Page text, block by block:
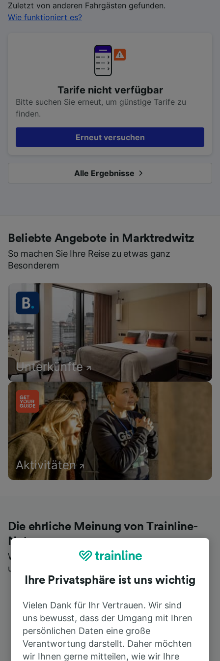
Zuletzt von anderen Fahrgästen gefunden.
Wie funktioniert es?
Tarife nicht verfügbar
Bitte suchen Sie erneut, um günstige Tarife zu
finden.
Erneut versuchen
Alle Ergebnisse
Beliebte Angebote in Marktredwitz
So machen Sie Ihre Reise zu etwas ganz
Besonderem
Unterkünfte
Aktivitäten
Die ehrliche Meinung von Trainline-
Nutzern
Wer könnte Ihnen besseres Feedback geben als
unsere Kunden selbst?
Ihre Privatsphäre ist uns wichtig
Vielen Dank für Ihr Vertrauen. Wir sind
uns bewusst, dass der Umgang mit Ihren
persönlichen Daten eine große
Verantwortung darstellt. Daher möchten
wir Ihnen gerne mitteilen, wie wir Ihre